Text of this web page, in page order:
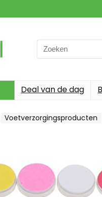
Search
for:
Deal van de dag
Voetverzorgingsproducten